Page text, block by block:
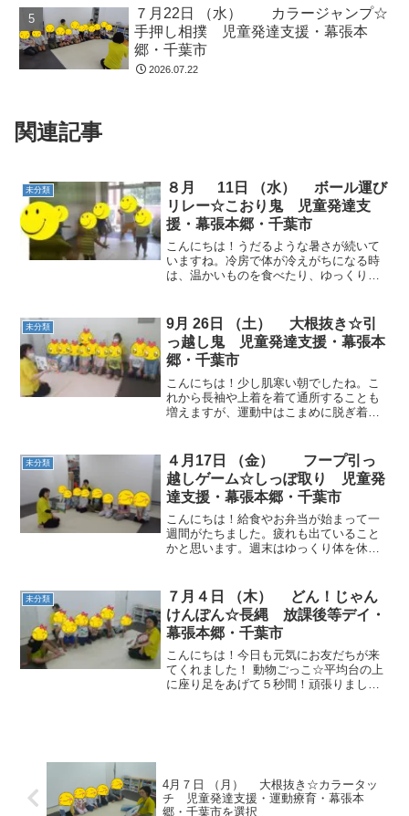
７月22日 （水） カラージャンプ☆
手押し相撲 児童発達支援・幕張本
郷・千葉市
2026.07.22
関連記事
未分類
８月 11日 （水） ボール運び
リレー☆こおり鬼 児童発達支
援・幕張本郷・千葉市
こんにちは！うだるような暑さが続いて
いますね。冷房で体が冷えがちになる時
は、温かいものを食べたり、ゆっくりと
だちが来てくれました。動物ごっこ☆フ
ープに入る、バ...
未分類
9月 26日 （土） 大根抜き☆引
っ越し鬼 児童発達支援・幕張本
郷・千葉市
こんにちは！少し肌寒い朝でしたね。こ
れから長袖や上着を着て通所することも
増えますが、運動中はこまめに脱ぎ着を
した。動物ごっこ☆マットに集まり、仰
向け、うつ伏せになりまし...
未分類
４月17日 （金） フープ引っ
越しゲーム☆しっぽ取り 児童発
達支援・幕張本郷・千葉市
こんにちは！給食やお弁当が始まって一
週間がたちました。疲れも出ていること
かと思います。週末はゆっくり体を休め
お友だちと顔を見合わせたり、楽しく動
物ごっこを進めていきま...
未分類
７月４日 （木） どん！じゃん
けんぽん☆長縄 放課後等デイ・
幕張本郷・千葉市
こんにちは！今日も元気にお友だちが来
てくれました！ 動物ごっこ☆平均台の上
に座り足をあげて５秒間！頑張りまし
4月７日 （月） 大根抜き☆カラータッ
チ 児童発達支援・運動療育・幕張本
郷・千葉市を選択